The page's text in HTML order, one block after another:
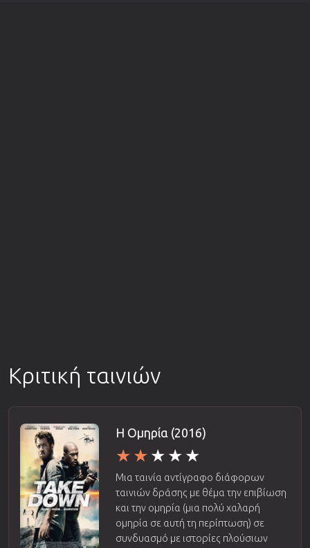
Κριτική ταινιών
Η Ομηρία (2016)
Μια ταινία αντίγραφο διάφορων
ταινιών δράσης με θέμα την επιβίωση
και την ομηρία (μια πολύ χαλαρή
ομηρία σε αυτή τη περίπτωση) σε
συνδυασμό με ιστορίες πλούσιων